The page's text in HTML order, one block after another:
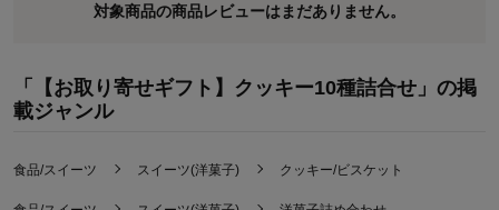
対象商品の商品レビューはまだありません。
「【お取り寄せギフト】クッキー10種詰合せ」の掲
載ジャンル
食品/スイーツ スイーツ(洋菓子) クッキー/ビスケット